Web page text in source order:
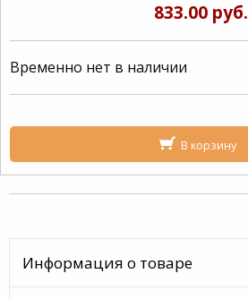
833.00 руб.
Временно нет в наличии
В корзину
Информация о товаре